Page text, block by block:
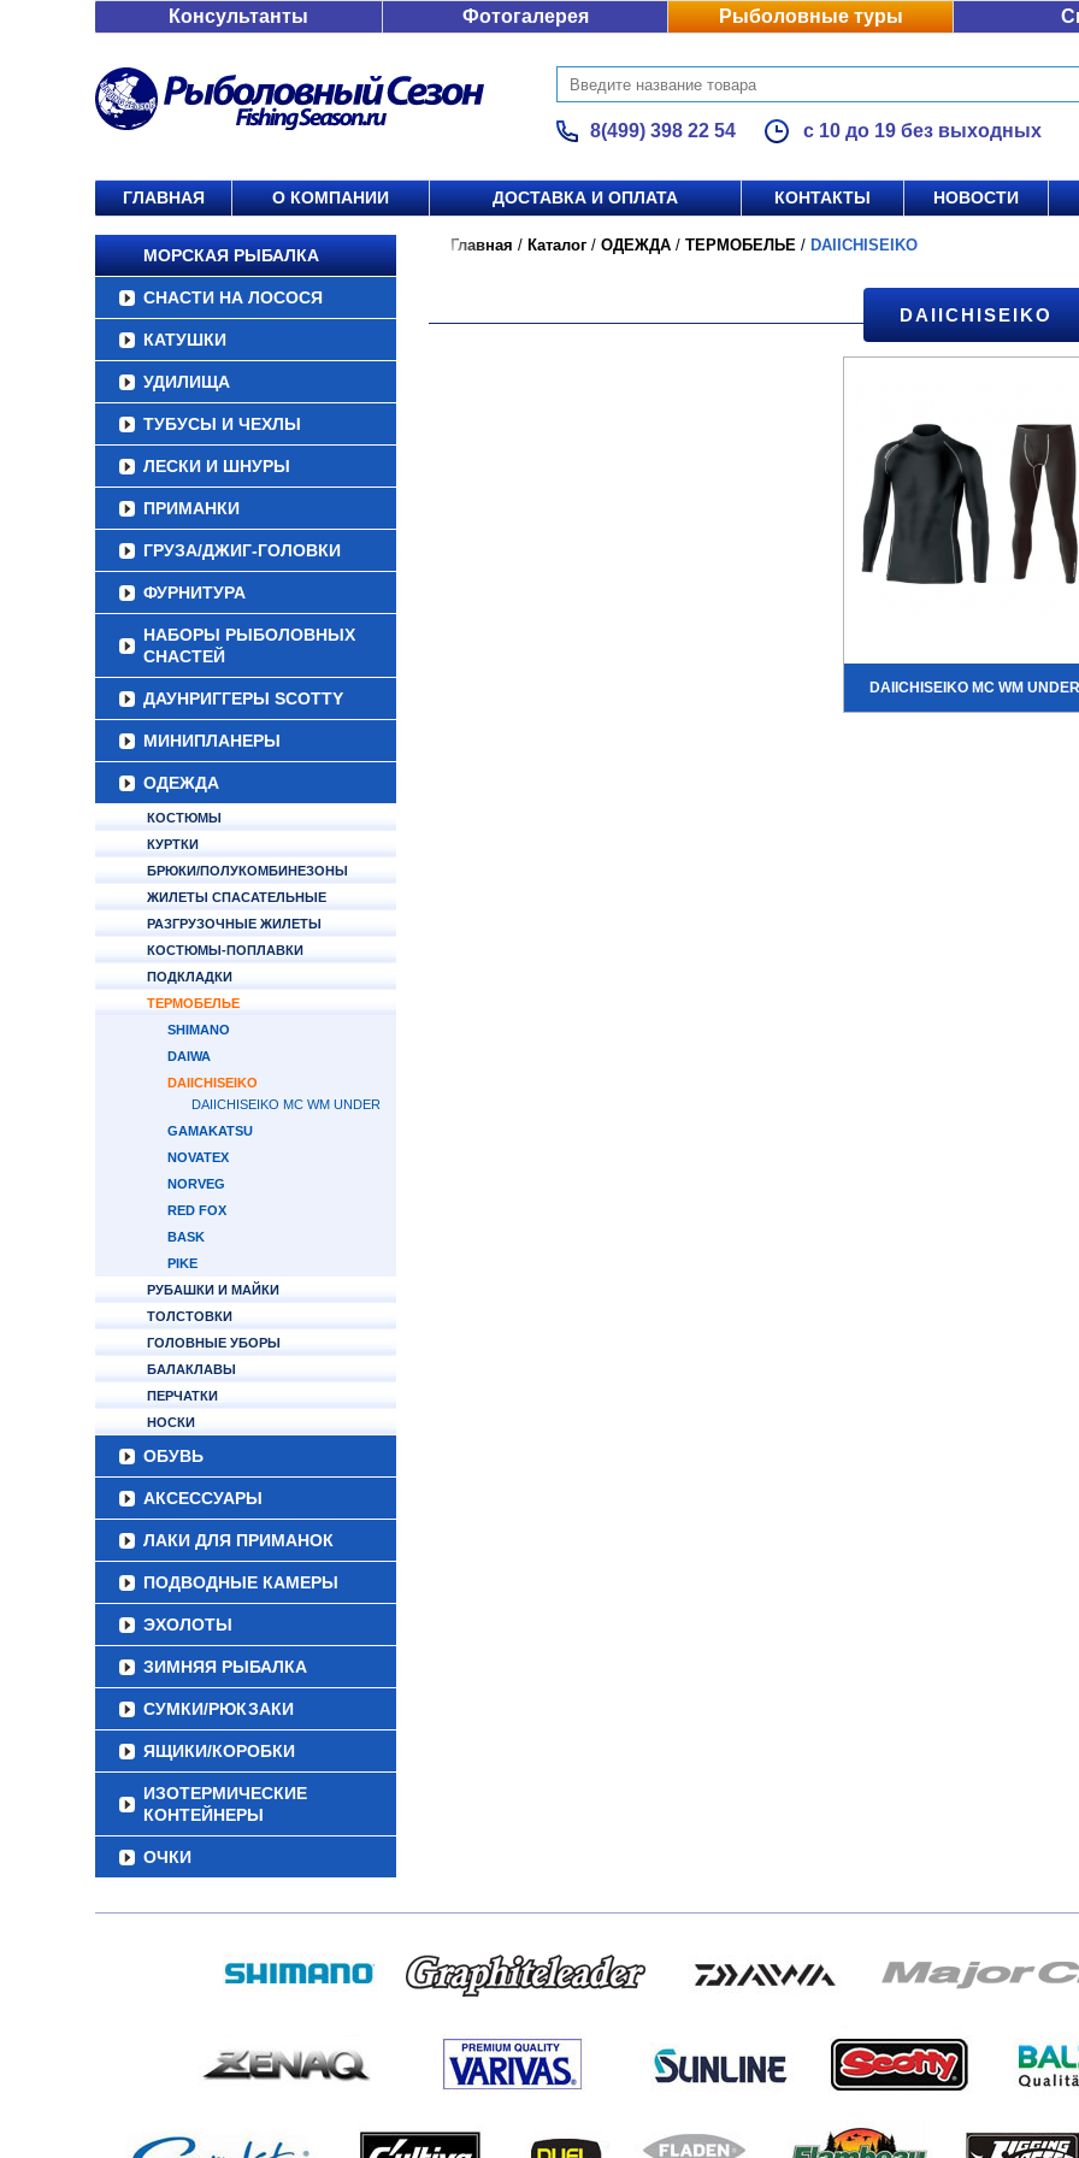
Консультанты Фотогалерея Рыболовные туры
8(499) 398 22 54 с 10 до 19 без выходных
ГЛАВНАЯ О КОМПАНИИ ДОСТАВКА И ОПЛАТА КОНТАКТЫ НОВОСТИ
МОРСКАЯ РЫБАЛКА
СНАСТИ НА ЛОСОСЯ
КАТУШКИ
УДИЛИЩА
ТУБУСЫ И ЧЕХЛЫ
ЛЕСКИ И ШНУРЫ
ПРИМАНКИ
ГРУЗА/ДЖИГ-ГОЛОВКИ
ФУРНИТУРА
НАБОРЫ РЫБОЛОВНЫХ
СНАСТЕЙ
ДАУНРИГГЕРЫ SCOTTY
МИНИПЛАНЕРЫ
ОДЕЖДА
КОСТЮМЫ
КУРТКИ
БРЮКИ/ПОЛУКОМБИНЕЗОНЫ
ЖИЛЕТЫ СПАСАТЕЛЬНЫЕ
РАЗГРУЗОЧНЫЕ ЖИЛЕТЫ
КОСТЮМЫ-ПОПЛАВКИ
ПОДКЛАДКИ
ТЕРМОБЕЛЬЕ
SHIMANO
DAIWA
DAIICHISEIKO
DAIICHISEIKO MC WM UNDER
GAMAKATSU
NOVATEX
NORVEG
RED FOX
BASK
PIKE
РУБАШКИ И МАЙКИ
ТОЛСТОВКИ
ГОЛОВНЫЕ УБОРЫ
БАЛАКЛАВЫ
ПЕРЧАТКИ
НОСКИ
ОБУВЬ
АКСЕССУАРЫ
ЛАКИ ДЛЯ ПРИМАНОК
ПОДВОДНЫЕ КАМЕРЫ
ЭХОЛОТЫ
ЗИМНЯЯ РЫБАЛКА
СУМКИ/РЮКЗАКИ
ЯЩИКИ/КОРОБКИ
ИЗОТЕРМИЧЕСКИЕ
КОНТЕЙНЕРЫ
ОЧКИ
Главная / Каталог / ОДЕЖДА / ТЕРМОБЕЛЬЕ / DAIICHISEIKO
DAIICHISEIKO
DAIICHISEIKO MC WM UNDER